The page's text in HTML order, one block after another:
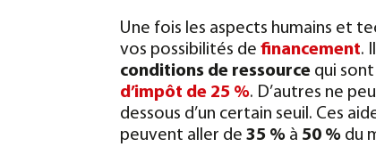
Une fois les aspects humains et
vos possibilités definancement.
conditions de ressource qui
d’impôt de 25 %. D’autres ne
dessous d’un certain seuil. Ces
peuvent aller de35 % à 50 % du